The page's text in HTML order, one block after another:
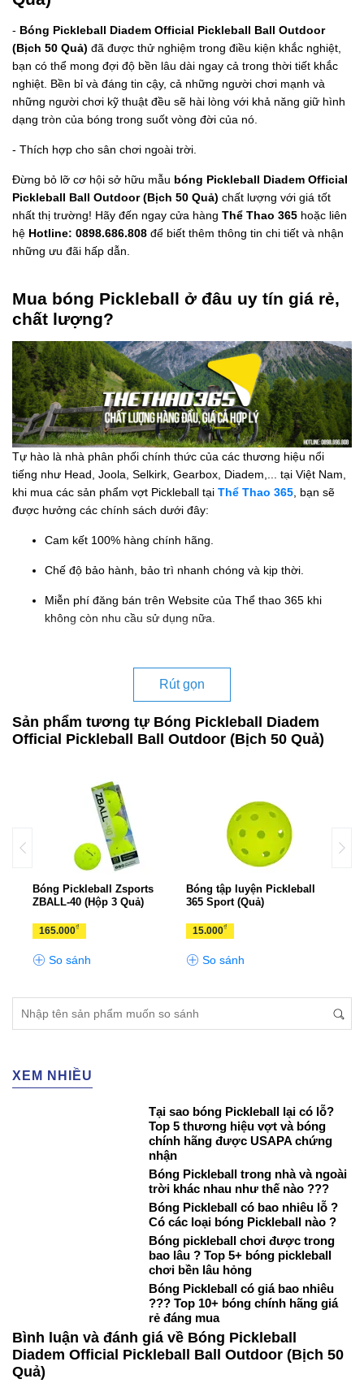
- Bóng Pickleball Diadem Official Pickleball Ball Outdoor
(Bịch 50 Quả) đã được thử nghiệm trong điều kiện khắc nghiệt,
bạn có thể mong đợi độ bền lâu dài ngay cả trong thời tiết khắc
nghiệt. Bền bỉ và đáng tin cậy, cả những người chơi mạnh và
những người chơi kỹ thuật đều sẽ hài lòng với khả năng giữ hình
dạng tròn của bóng trong suốt vòng đời của nó.
- Thích hợp cho sân chơi ngoài trời.
Đừng bỏ lỡ cơ hội sở hữu mẫu bóng Pickleball Diadem Official
Pickleball Ball Outdoor (Bịch 50 Quả) chất lượng với giá tốt
nhất thị trường! Hãy đến ngay cửa hàng Thể Thao 365 hoặc liên
hệ Hotline: 0898.686.808 để biết thêm thông tin chi tiết và nhận
những ưu đãi hấp dẫn.
Mua bóng Pickleball ở đâu uy tín giá rẻ,
chất lượng?
Tự hào là nhà phân phối chính thức của các thương hiệu nổi
tiếng như Head, Joola, Selkirk, Gearbox, Diadem,... tại Việt Nam,
khi mua các sản phẩm vợt Pickleball tại Thể Thao 365 , bạn sẽ
được hưởng các chính sách dưới đây:
Cam kết 100% hàng chính hãng.
Chế độ bảo hành, bảo trì nhanh chóng và kịp thời.
Miễn phí đăng bán trên Website của Thể thao 365 khi
không còn nhu cầu sử dụng nữa.
Rút gọn
Sản phẩm tương tự Bóng Pickleball Diadem
Official Pickleball Ball Outdoor (Bịch 50 Quả)
Bóng Pickleball Zsports
ZBALL-40 (Hộp 3 Quả)
165.000₫
So sánh
Bóng tập luyện Pickleball
365 Sport (Quả)
15.000₫
So sánh
XEM NHIỀU
Tại sao bóng Pickleball lại có lỗ?
Top 5 thương hiệu vợt và bóng
chính hãng được USAPA chứng
nhận
Bóng Pickleball trong nhà và ngoài
trời khác nhau như thế nào ???
Bóng Pickleball có bao nhiêu lỗ ?
Có các loại bóng Pickleball nào ?
Bóng pickleball chơi được trong
bao lâu ? Top 5+ bóng pickleball
chơi bền lâu hỏng
Bóng Pickleball có giá bao nhiêu
??? Top 10+ bóng chính hãng giá
rẻ đáng mua
Bình luận và đánh giá về Bóng Pickleball
Diadem Official Pickleball Ball Outdoor (Bịch 50
Quả)